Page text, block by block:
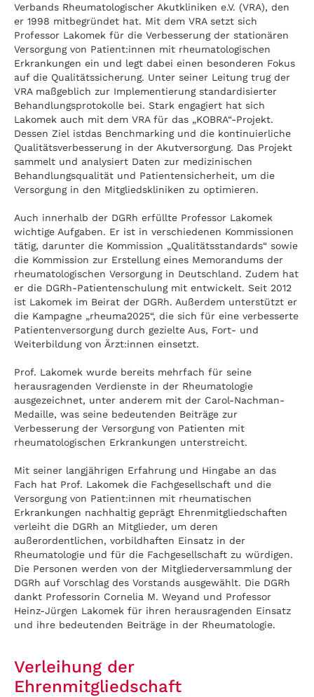
Verbands Rheumatologischer Akutkliniken e.V. (VRA), den
er 1998 mitbegründet hat. Mit dem VRA setzt sich
Professor Lakomek für die Verbesserung der stationären
Versorgung von Patient:innen mit rheumatologischen
Erkrankungen ein und legt dabei einen besonderen Fokus
auf die Qualitätssicherung. Unter seiner Leitung trug der
VRA maßgeblich zur Implementierung standardisierter
Behandlungsprotokolle bei. Stark engagiert hat sich
Lakomek auch mit dem VRA für das „KOBRA“-Projekt.
Dessen Ziel istdas Benchmarking und die kontinuierliche
Qualitätsverbesserung in der Akutversorgung. Das Projekt
sammelt und analysiert Daten zur medizinischen
Behandlungsqualität und Patientensicherheit, um die
Versorgung in den Mitgliedskliniken zu optimieren​.
Auch innerhalb der DGRh erfüllte Professor Lakomek
wichtige Aufgaben. Er ist in verschiedenen Kommissionen
tätig, darunter die Kommission „Qualitätsstandards“ sowie
die Kommission zur Erstellung eines Memorandums der
rheumatologischen Versorgung in Deutschland. Zudem hat
er die DGRh-Patientenschulung mit entwickelt. Seit 2012
ist Lakomek im Beirat der DGRh. Außerdem unterstützt er
die Kampagne „rheuma2025“, die sich für eine verbesserte
Patientenversorgung durch gezielte Aus, Fort- und
Weiterbildung von Ärzt:innen einsetzt.
Prof. Lakomek wurde bereits mehrfach für seine
herausragenden Verdienste in der Rheumatologie
ausgezeichnet, unter anderem mit der Carol-Nachman-
Medaille, was seine bedeutenden Beiträge zur
Verbesserung der Versorgung von Patienten mit
rheumatologischen Erkrankungen unterstreicht.
Mit seiner langjährigen Erfahrung und Hingabe an das
Fach hat Prof. Lakomek die Fachgesellschaft und die
Versorgung von Patient:innen mit rheumatischen
Erkrankungen nachhaltig geprägt Ehrenmitgliedschaften
verleiht die DGRh an Mitglieder, um deren
außerordentlichen, vorbildhaften Einsatz in der
Rheumatologie und für die Fachgesellschaft zu würdigen.
Die Personen werden von der Mitgliederversammlung der
DGRh auf Vorschlag des Vorstands ausgewählt. Die DGRh
dankt Professorin Cornelia M. Weyand und Professor
Heinz-Jürgen Lakomek für ihren herausragenden Einsatz
und ihre bedeutenden Beiträge in der Rheumatologie.
Verleihung der
Ehrenmitgliedschaft